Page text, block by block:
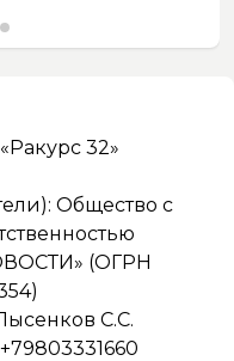
32»
Общество с
(ОГРН
С.С.